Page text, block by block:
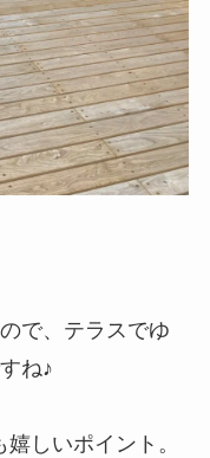
で、テラスでゆ
ね♪
しいポイント。